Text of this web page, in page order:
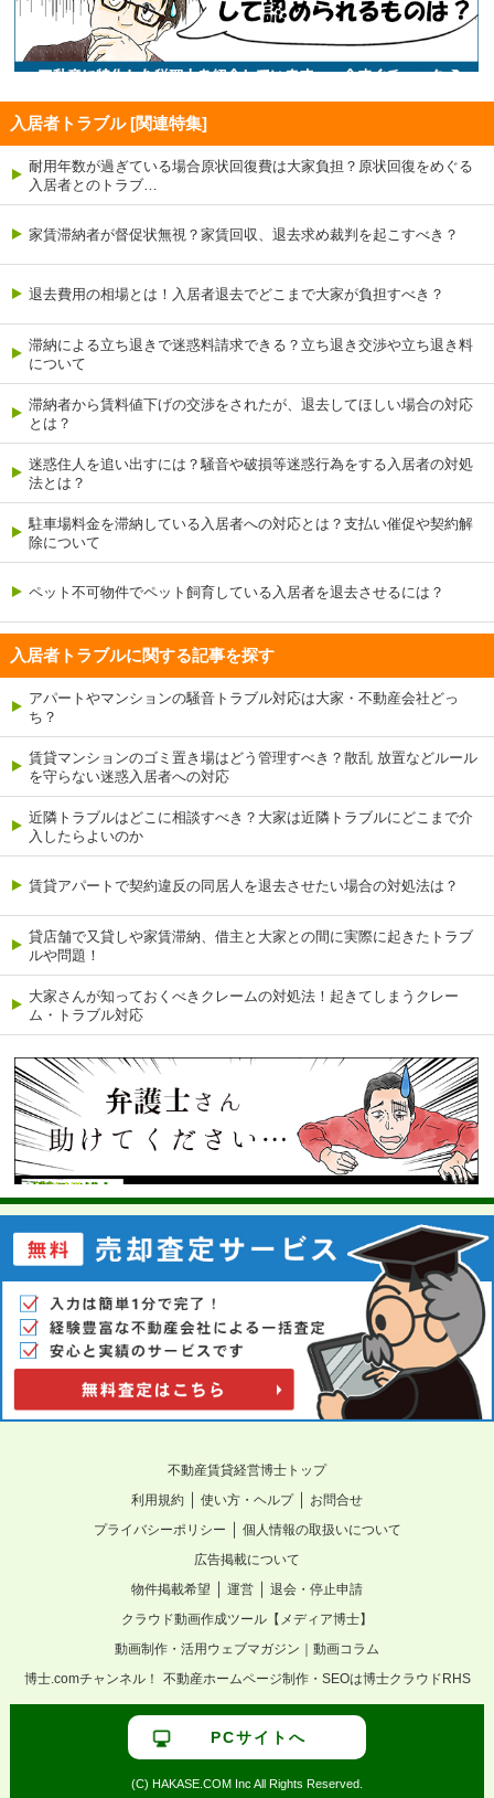
入居者トラブル [関連特集]
耐用年数が過ぎている場合原状回復費は大家負担？原状回復をめぐる
入居者とのトラブ…
家賃滞納者が督促状無視？家賃回収、退去求め裁判を起こすべき？
退去費用の相場とは！入居者退去でどこまで大家が負担すべき？
滞納による立ち退きで迷惑料請求できる？立ち退き交渉や立ち退き料
について
滞納者から賃料値下げの交渉をされたが、退去してほしい場合の対応
とは？
迷惑住人を追い出すには？騒音や破損等迷惑行為をする入居者の対処
法とは？
駐車場料金を滞納している入居者への対応とは？支払い催促や契約解
除について
ペット不可物件でペット飼育している入居者を退去させるには？
入居者トラブルに関する記事を探す
アパートやマンションの騒音トラブル対応は大家・不動産会社どっ
ち？
賃貸マンションのゴミ置き場はどう管理すべき？散乱 放置などルール
を守らない迷惑入居者への対応
近隣トラブルはどこに相談すべき？大家は近隣トラブルにどこまで介
入したらよいのか
賃貸アパートで契約違反の同居人を退去させたい場合の対処法は？
貸店舗で又貸しや家賃滞納、借主と大家との間に実際に起きたトラブ
ルや問題！
大家さんが知っておくべきクレームの対処法！起きてしまうクレー
ム・トラブル対応
不動産賃貸経営博士トップ
利用規約 ｜ 使い方・ヘルプ｜ お問合せ
プライバシーポリシー ｜ 個人情報の取扱いについて
広告掲載について
物件掲載希望 ｜ 運営 ｜ 退会・停止申請
クラウド動画作成ツール【メディア博士】
動画制作・活用ウェブマガジン｜動画コラム
博士.comチャンネル！
不動産ホームページ制作・SEOは博士クラウドRHS
PCサイトへ
(C) HAKASE.COM Inc All Rights Reserved.